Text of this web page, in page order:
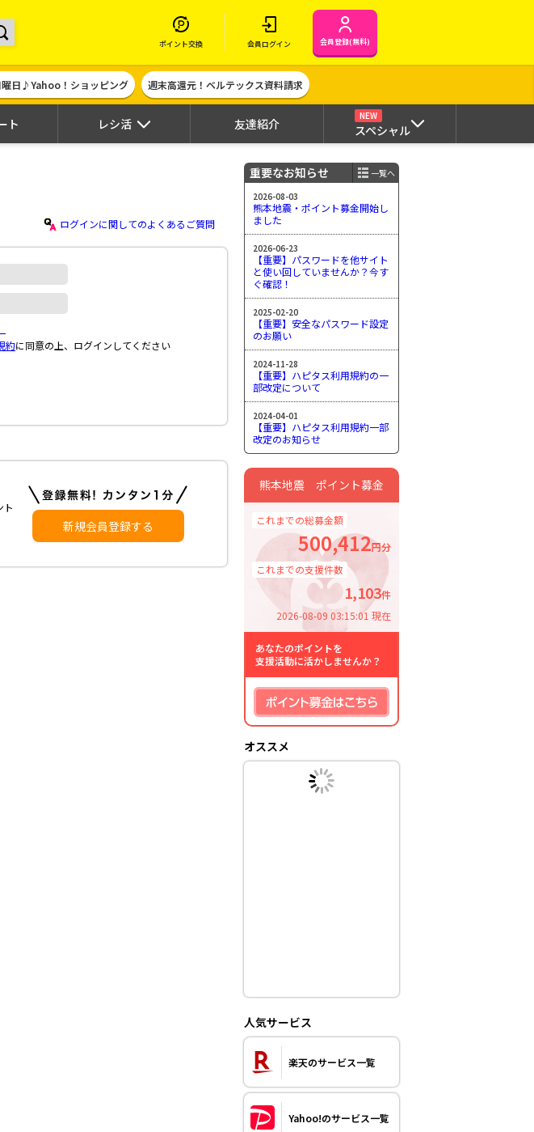
ハピタス
ポイント交換 会員ログイン 会員登録(無料)
曜日♪Yahoo！ショッピング 週末高還元！ベルテックス資料請求
ト レシ活 友達紹介
NEW
スペシャル
ログインに関してのよくあるご質問
約に同意の上、ログインしてください
ト
新規会員登録する
重要なお知らせ
一覧へ
2026-08-03
熊本地震・ポイント募金開始し
ました
2026-06-23
【重要】パスワードを他サイト
と使い回していませんか？今す
ぐ確認！
2025-02-20
【重要】安全なパスワード設定
のお願い
2024-11-28
【重要】ハピタス利用規約の一
部改定について
2024-04-01
【重要】ハピタス利用規約一部
改定のお知らせ
熊本地震 ポイント募金
これまでの総募金額
500,412円分
これまでの支援件数
1,103件
2026-08-09 03:15:01 現在
あなたのポイントを
支援活動に活かしませんか？
オススメ
人気サービス
楽天のサービス一覧
Yahoo!のサービス一覧